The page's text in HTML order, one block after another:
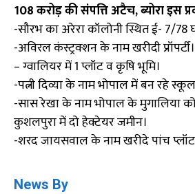
108 करोड़ की संपत्ति अटैच, ब्योरा इस
-सौरभ का अरेरा कॉलोनी स्थित ई- 7/78
-अविरल कंस्ट्रक्शन के नाम खरीदी प्रॉपर्टी।
– ग्वालियर में 1 प्लॉट व कृषि भूमि।
-पत्नी दिव्या के नाम भोपाल में बन रहे
-सास रेखा के नाम भोपाल के मुगालिया
कुशलपुरा में दो हेक्टेयर जमीन।
-शरद जायसवाल के नाम खरीदे पांच
News By